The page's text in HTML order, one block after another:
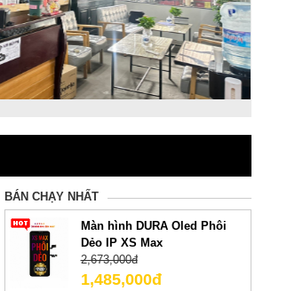
BÁN CHẠY NHẤT
Màn hình DURA Oled Phôi
Dẻo IP XS Max
2,673,000đ
1,485,000đ